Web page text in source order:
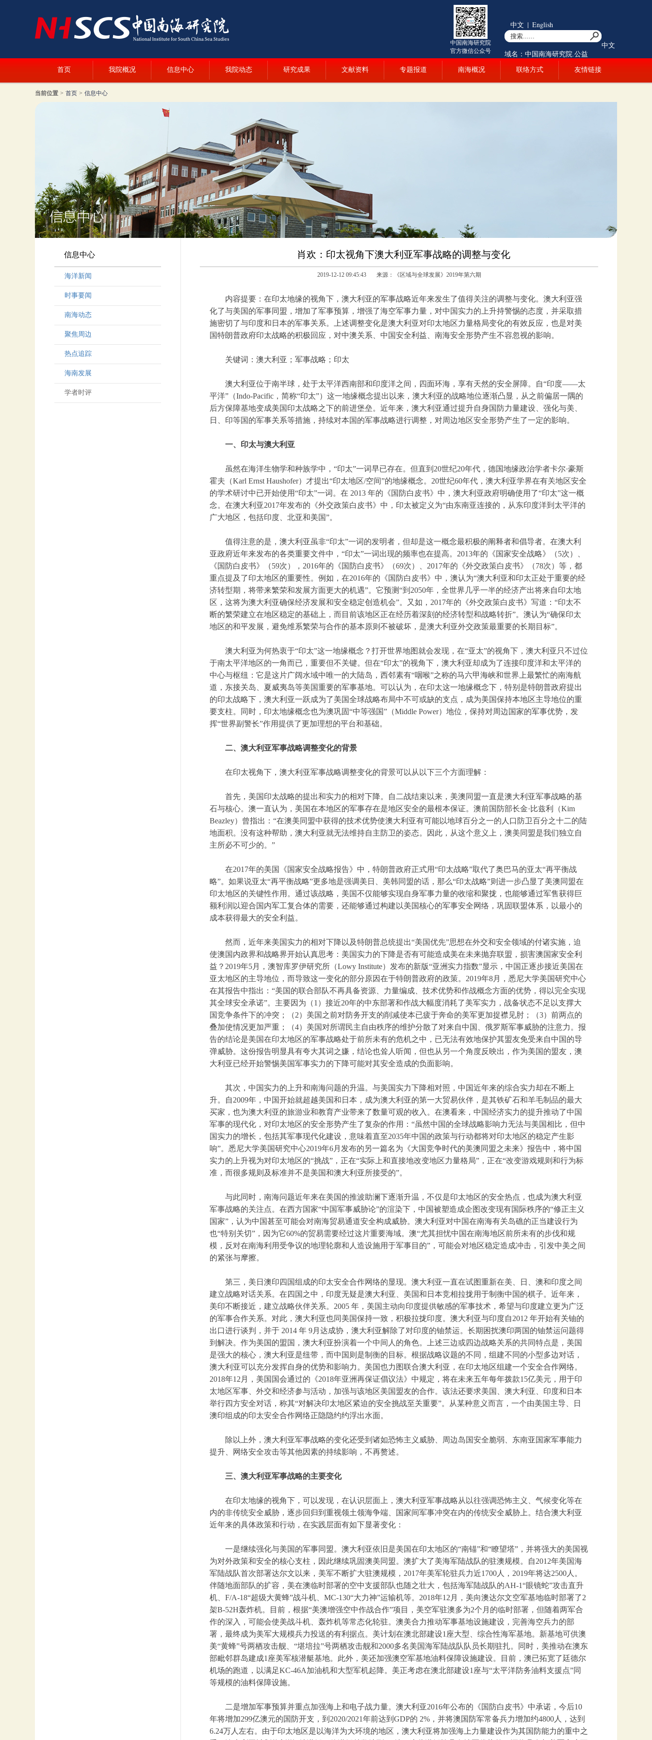
中国南海研究院
官方微信公众号
中文 | English
中文
域名：中国南海研究院.公益
首页 我院概况 信息中心 我院动态 研究成果 文献资料 专题报道 南海概况 联络方式 友情链接
当前位置 > 首页 > 信息中心
信息中心
海洋新闻
时事要闻
南海动态
聚焦周边
热点追踪
海南发展
学者时评
肖欢：印太视角下澳大利亚军事战略的调整与变化
2019-12-12 09:45:43 来源：《区域与全球发展》2019年第六期
内容提要：在印太地缘的视角下，澳大利亚的军事战略近年来发生了值得关注的调整与变化。澳大利亚强
化了与美国的军事同盟，增加了军事预算，增强了海空军事力量，对中国实力的上升持警惕的态度，并采取措
施密切了与印度和日本的军事关系。上述调整变化是澳大利亚对印太地区力量格局变化的有效反应，也是对美
国特朗普政府印太战略的积极回应，对中澳关系、中国安全利益、南海安全形势产生不容忽视的影响。
关键词：澳大利亚；军事战略；印太
澳大利亚位于南半球，处于太平洋西南部和印度洋之间，四面环海，享有天然的安全屏障。自“印度——太
平洋”（Indo-Pacific，简称“印太”）这一地缘概念提出以来，澳大利亚的战略地位逐渐凸显，从之前偏居一隅的
后方保障基地变成美国印太战略之下的前进堡垒。近年来，澳大利亚通过提升自身国防力量建设、强化与美、
日、印等国的军事关系等措施，持续对本国的军事战略进行调整，对周边地区安全形势产生了一定的影响。
一、印太与澳大利亚
虽然在海洋生物学和种族学中，“印太”一词早已存在。但直到20世纪20年代，德国地缘政治学者卡尔·豪斯
霍夫（Karl Ernst Haushofer）才提出“印太地区/空间”的地缘概念。20世纪60年代，澳大利亚学界在有关地区安全
的学术研讨中已开始使用“印太”一词。在 2013 年的《国防白皮书》中，澳大利亚政府明确使用了“印太”这一概
念。在澳大利亚2017年发布的《外交政策白皮书》中，印太被定义为“由东南亚连接的，从东印度洋到太平洋的
广大地区，包括印度、北亚和美国”。
值得注意的是，澳大利亚虽非“印太”一词的发明者，但却是这一概念最积极的阐释者和倡导者。在澳大利
亚政府近年来发布的各类重要文件中，“印太”一词出现的频率也在提高。2013年的《国家安全战略》（5次）、
《国防白皮书》（59次），2016年的《国防白皮书》（69次）、2017年的《外交政策白皮书》（78次）等，都
重点提及了印太地区的重要性。例如，在2016年的《国防白皮书》中，澳认为“澳大利亚和印太正处于重要的经
济转型期，将带来繁荣和发展方面更大的机遇”。它预测“到2050年，全世界几乎一半的经济产出将来自印太地
区，这将为澳大利亚确保经济发展和安全稳定创造机会”。又如，2017年的《外交政策白皮书》写道：“印太不
断的繁荣建立在地区稳定的基础上，而目前该地区正在经历着深刻的经济转型和战略转折”。澳认为“确保印太
地区的和平发展，避免维系繁荣与合作的基本原则不被破坏，是澳大利亚外交政策最重要的长期目标”。
澳大利亚为何热衷于“印太”这一地缘概念？打开世界地图就会发现，在“亚太”的视角下，澳大利亚只不过位
于南太平洋地区的一角而已，重要但不关键。但在“印太”的视角下，澳大利亚却成为了连接印度洋和太平洋的
中心与枢纽：它是这片广阔水域中唯一的大陆岛，西邻素有“咽喉”之称的马六甲海峡和世界上最繁忙的南海航
道，东接关岛、夏威夷岛等美国重要的军事基地。可以认为，在印太这一地缘概念下，特别是特朗普政府提出
的印太战略下，澳大利亚一跃成为了美国全球战略布局中不可或缺的支点，成为美国保持本地区主导地位的重
要支柱。同时，印太地缘概念也为澳巩固“中等强国”（Middle Power）地位，保持对周边国家的军事优势，发
挥“世界副警长”作用提供了更加理想的平台和基础。
二、澳大利亚军事战略调整变化的背景
在印太视角下，澳大利亚军事战略调整变化的背景可以从以下三个方面理解：
首先，美国印太战略的提出和实力的相对下降。自二战结束以来，美澳同盟一直是澳大利亚军事战略的基
石与核心。澳一直认为，美国在本地区的军事存在是地区安全的最根本保证。澳前国防部长金·比兹利（Kim
Beazley）曾指出：“在澳美同盟中获得的技术优势使澳大利亚有可能以地球百分之一的人口防卫百分之十二的陆
地面积。没有这种帮助，澳大利亚就无法维持自主防卫的姿态。因此，从这个意义上，澳美同盟是我们独立自
主所必不可少的。”
在2017年的美国《国家安全战略报告》中，特朗普政府正式用“印太战略”取代了奥巴马的亚太“再平衡战
略”。如果说亚太“再平衡战略”更多地是强调美日、美韩同盟的话，那么“印太战略”则进一步凸显了美澳同盟在
印太地区的关键性作用。通过该战略，美国不仅能够实现自身军事力量的收缩和聚拢，也能够通过军售获得巨
额利润以迎合国内军工复合体的需要，还能够通过构建以美国核心的军事安全网络，巩固联盟体系，以最小的
成本获得最大的安全利益。
然而，近年来美国实力的相对下降以及特朗普总统提出“美国优先”思想在外交和安全领域的付诸实施，迫
使澳国内政界和战略界开始认真思考：美国实力的下降是否有可能造成美在未来抛弃联盟，损害澳国家安全利
益？2019年5月，澳智库罗伊研究所（Lowy Institute）发布的新版“亚洲实力指数”显示，中国正逐步接近美国在
亚太地区的主导地位，而导致这一变化的部分原因在于特朗普政府的政策。2019年8月，悉尼大学美国研究中心
在其报告中指出：“美国的联合部队不再具备资源、力量编成、技术优势和作战概念方面的优势，得以完全实现
其全球安全承诺”。主要因为（1）接近20年的中东部署和作战大幅度消耗了美军实力，战备状态不足以支撑大
国竞争条件下的冲突；（2）美国之前对防务开支的削减使本已疲于奔命的美军更加捉襟见肘；（3）前两点的
叠加使情况更加严重；（4）美国对所谓民主自由秩序的维护分散了对来自中国、俄罗斯军事威胁的注意力。报
告的结论是美国在印太地区的军事战略处于前所未有的危机之中，已无法有效地保护其盟友免受来自中国的导
弹威胁。这份报告明显具有夸大其词之嫌，结论也耸人听闻，但也从另一个角度反映出，作为美国的盟友，澳
大利亚已经开始警惕美国军事实力的下降可能对其安全造成的负面影响。
其次，中国实力的上升和南海问题的升温。与美国实力下降相对照，中国近年来的综合实力却在不断上
升。自2009年，中国开始就超越美国和日本，成为澳大利亚的第一大贸易伙伴，是其铁矿石和羊毛制品的最大
买家，也为澳大利亚的旅游业和教育产业带来了数量可观的收入。在澳看来，中国经济实力的提升推动了中国
军事的现代化，对印太地区的安全形势产生了复杂的作用：“虽然中国的全球战略影响力无法与美国相比，但中
国实力的增长，包括其军事现代化建设，意味着直至2035年中国的政策与行动都将对印太地区的稳定产生影
响”。悉尼大学美国研究中心2019年6月发布的另一篇名为《大国竞争时代的美澳同盟之未来》报告中，将中国
实力的上升视为对印太地区的“挑战”，正在“实际上和直接地改变地区力量格局”，正在“改变游戏规则和行为标
准，而很多规则及标准并不是美国和澳大利亚所接受的”。
与此同时，南海问题近年来在美国的推波助澜下逐渐升温，不仅是印太地区的安全热点，也成为澳大利亚
军事战略的关注点。在西方国家“中国军事威胁论”的渲染下，中国被塑造成企图改变现有国际秩序的“修正主义
国家”，认为中国甚至可能会对南海贸易通道安全构成威胁。澳大利亚对中国在南海有关岛礁的正当建设行为
也“特别关切”，因为它60%的贸易需要经过这片重要海域。澳“尤其担忧中国在南海地区前所未有的步伐和规
模，反对在南海利用受争议的地理轮廓和人造设施用于军事目的”，可能会对地区稳定造成冲击，引发中美之间
的紧张与摩擦。
第三，美日澳印四国组成的印太安全合作网络的显现。澳大利亚一直在试图重新在美、日、澳和印度之间
建立战略对话关系。在四国之中，印度无疑是澳大利亚、美国和日本竞相拉拢用于制衡中国的棋子。近年来，
美印不断接近，建立战略伙伴关系。2005 年，美国主动向印度提供敏感的军事技术，希望与印度建立更为广泛
的军事合作关系。对此，澳大利亚也同美国保持一致，积极拉拢印度。澳大利亚与印度自2012 年开始有关铀的
出口进行谈判，并于 2014 年 9月达成协，澳大利亚解除了对印度的铀禁运。长期困扰澳印两国的铀禁运问题得
到解决。作为美国的盟国，澳大利亚扮演着一个中间人的角色。上述三边或四边战略关系的共同特点是，美国
是强大的核心，澳大利亚是纽带，而中国则是制衡的目标。根据战略议题的不同，组建不同的小型多边对话，
澳大利亚可以充分发挥自身的优势和影响力。美国也力图联合澳大利亚，在印太地区组建一个安全合作网络。
2018年12月，美国国会通过的《2018年亚洲再保证倡议法》中规定，将在未来五年每年拨款15亿美元，用于印
太地区军事、外交和经济参与活动，加强与该地区美国盟友的合作。该法还要求美国、澳大利亚、印度和日本
举行四方安全对话，称其“对解决印太地区紧迫的安全挑战至关重要”。从某种意义而言，一个由美国主导、日
澳印组成的印太安全合作网络正隐隐约约浮出水面。
除以上外，澳大利亚军事战略的变化还受到诸如恐怖主义威胁、周边岛国安全脆弱、东南亚国家军事能力
提升、网络安全攻击等其他因素的持续影响，不再赘述。
三、澳大利亚军事战略的主要变化
在印太地缘的视角下，可以发现，在认识层面上，澳大利亚军事战略从以往强调恐怖主义、气候变化等在
内的非传统安全威胁，逐步回归到重视领土领海争端、国家间军事冲突在内的传统安全威胁上。结合澳大利亚
近年来的具体政策和行动，在实践层面有如下显著变化：
一是继续强化与美国的军事同盟。澳大利亚依旧是美国在印太地区的“南锚”和“瞭望塔”，并将强大的美国视
为对外政策和安全的核心支柱，因此继续巩固澳美同盟。澳扩大了美海军陆战队的驻澳规模。自2012年美国海
军陆战队首次部署达尔文以来，美军不断扩大驻澳规模，2017年美军轮驻兵力近1700人，2019年将达2500人。
伴随地面部队的扩容，美在澳临时部署的空中支援部队也随之壮大，包括海军陆战队的AH-1“眼镜蛇”攻击直升
机、F/A-18“超级大黄蜂”战斗机、MC-130“大力神”运输机等。2018年12月，美向澳达尔文空军基地临时部署了2
架B-52H轰炸机。目前，根据“美澳增强空中作战合作”项目，美空军驻澳多为2个月的临时部署，但随着两军合
作的深入，可能会使美战斗机、轰炸机等常态化轮驻。澳美合力推动军事基地设施建设，完善海空兵力的部
署，最终成为美军大规模兵力投送的有利据点。美计划在澳北部建设1座大型、综合性海军基地。新基地可供澳
美“黄蜂”号两栖攻击舰、“堪培拉”号两栖攻击舰和2000多名美国海军陆战队队员长期驻扎。同时，美推动在澳东
部毗邻群岛建成1座美军核潜艇基地。此外，美还加强澳空军基地油料保障设施建设。目前，澳已拓宽了廷德尔
机场的跑道，以满足KC-46A加油机和大型军机起降。美正考虑在澳北部建设1座与“太平洋防务油料支援点”同
等规模的油料保障设施。
二是增加军事预算并重点加强海上和电子战力量。澳大利亚2016年公布的《国防白皮书》中承诺，今后10
年将增加299亿澳元的国防开支，到2020/2021年前达到GDP的 2%，并将澳国防军常备兵力增加约4800人，达到
6.24万人左右。由于印太地区是以海洋为大环境的地区，澳大利亚将加强海上力量建设作为其国防能力的重中之